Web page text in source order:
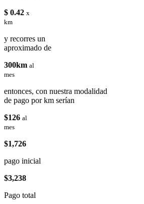
$ 0.42 x
km
y recorres un
aproximado de
300km al
mes
entonces, con nuestra modalidad
de pago por km serían
$126 al
mes
$1,726
pago inicial
$3,238
Pago total